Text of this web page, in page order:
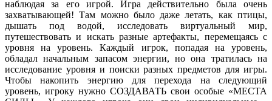
наблюдая за его игрой. Игра действительно была очень
захватывающей! Там можно было даже летать, как птицы,
дышать под водой, исследовать виртуальный мир,
путешествовать и искать разные артефакты, перемещаясь с
уровня на уровень. Каждый игрок, попадая на уровень,
обладал начальным запасом энергии, но она тратилась на
исследование уровня и поиски разных предметов для игры.
Чтобы накопить энергию для перехода на следующий
уровень, игроку нужно СОЗДАВАТЬ свои особые «МЕСТА